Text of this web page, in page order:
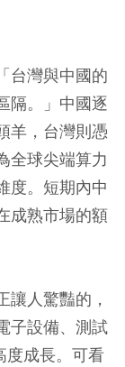
台灣與中國的
隔。」中國逐
羊，台灣則憑
全球尖端算力
度。短期內中
成熟市場的額
讓人驚豔的，
子設備、測試
度成長。可看